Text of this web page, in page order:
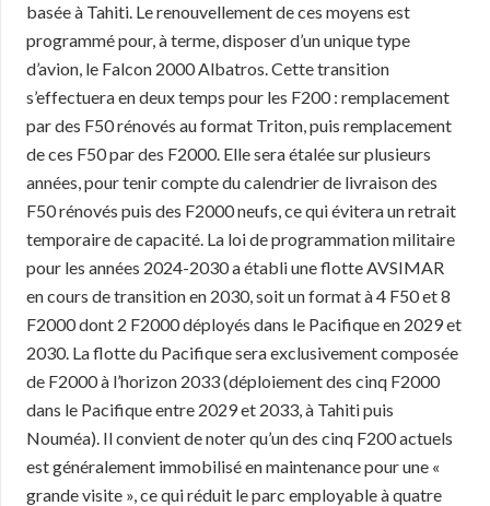
basée à Tahiti. Le renouvellement de ces moyens est
programmé pour, à terme, disposer d’un unique type
d’avion, le Falcon 2000 Albatros. Cette transition
s’effectuera en deux temps pour les F200 : remplacement
par des F50 rénovés au format Triton, puis remplacement
de ces F50 par des F2000. Elle sera étalée sur plusieurs
années, pour tenir compte du calendrier de livraison des
F50 rénovés puis des F2000 neufs, ce qui évitera un retrait
temporaire de capacité. La loi de programmation militaire
pour les années 2024-2030 a établi une flotte AVSIMAR
en cours de transition en 2030, soit un format à 4 F50 et 8
F2000 dont 2 F2000 déployés dans le Pacifique en 2029 et
2030. La flotte du Pacifique sera exclusivement composée
de F2000 à l’horizon 2033 (déploiement des cinq F2000
dans le Pacifique entre 2029 et 2033, à Tahiti puis
Nouméa). Il convient de noter qu’un des cinq F200 actuels
est généralement immobilisé en maintenance pour une «
grande visite », ce qui réduit le parc employable à quatre